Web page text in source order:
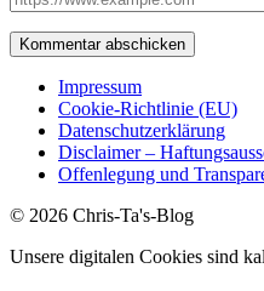
Impressum
Cookie-Richtlinie (EU)
Datenschutzerklärung
Disclaimer –
Offenlegung und
© 2026 Chris-Ta's-Blog
Unsere digitalen Cookies sind